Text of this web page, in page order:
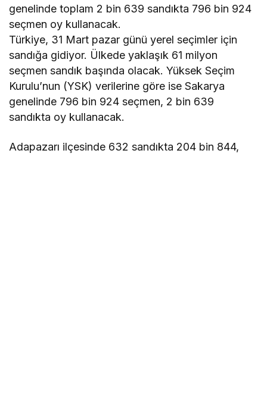
genelinde toplam 2 bin 639 sandıkta 796 bin 924
seçmen oy kullanacak.
Türkiye, 31 Mart pazar günü yerel seçimler için
sandığa gidiyor. Ülkede yaklaşık 61 milyon
seçmen sandık başında olacak. Yüksek Seçim
Kurulu’nun (YSK) verilerine göre ise Sakarya
genelinde 796 bin 924 seçmen, 2 bin 639
sandıkta oy kullanacak.
Adapazarı ilçesinde 632 sandıkta 204 bin 844,